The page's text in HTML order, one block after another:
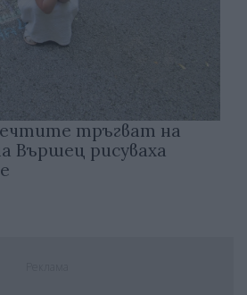
тръгват на
Вършец рисуваха